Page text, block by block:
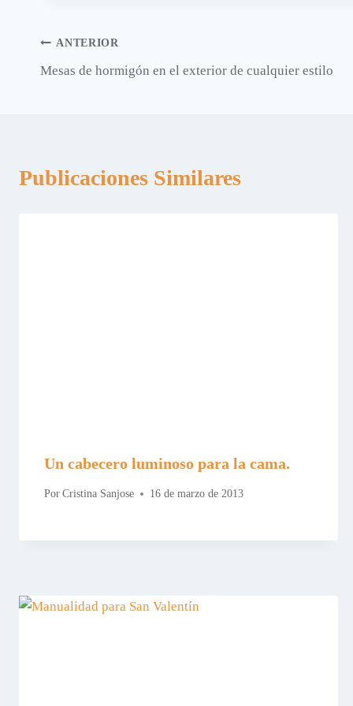
Navegación
de
ANTERIOR
Mesas de hormigón en el exterior de cualquier estilo
Publicaciones Similares
Un cabecero luminoso para la cama.
Por Cristina Sanjose 16 de marzo de 2013